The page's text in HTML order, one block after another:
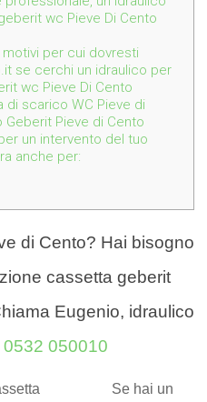
wc Pieve Di Cento
per cui dovresti
se cerchi un idraulico per
wc Pieve Di Cento
scarico WC Pieve di
Pieve di Cento
un intervento del tuo
anche per:
di Cento? Hai bisogno
cassetta geberit
Eugenio, idraulico
0532 050010
Se hai un